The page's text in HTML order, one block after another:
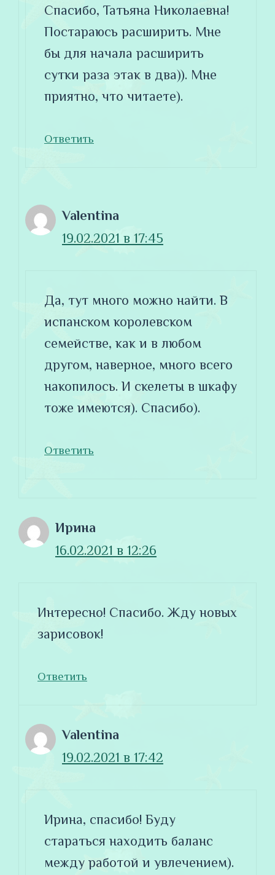
Спасибо, Татьяна Николаевна!
Постараюсь расширить. Мне
бы для начала расширить
сутки раза этак в два)). Мне
приятно, что читаете).
Ответить
Valentina
19.02.2021 в 17:45
Да, тут много можно найти. В
испанском королевском
семействе, как и в любом
другом, наверное, много всего
накопилось. И скелеты в шкафу
тоже имеются). Спасибо).
Ответить
Ирина
16.02.2021 в 12:26
Интересно! Спасибо. Жду новых
зарисовок!
Ответить
Valentina
19.02.2021 в 17:42
Ирина, спасибо! Буду
стараться находить баланс
между работой и увлечением).